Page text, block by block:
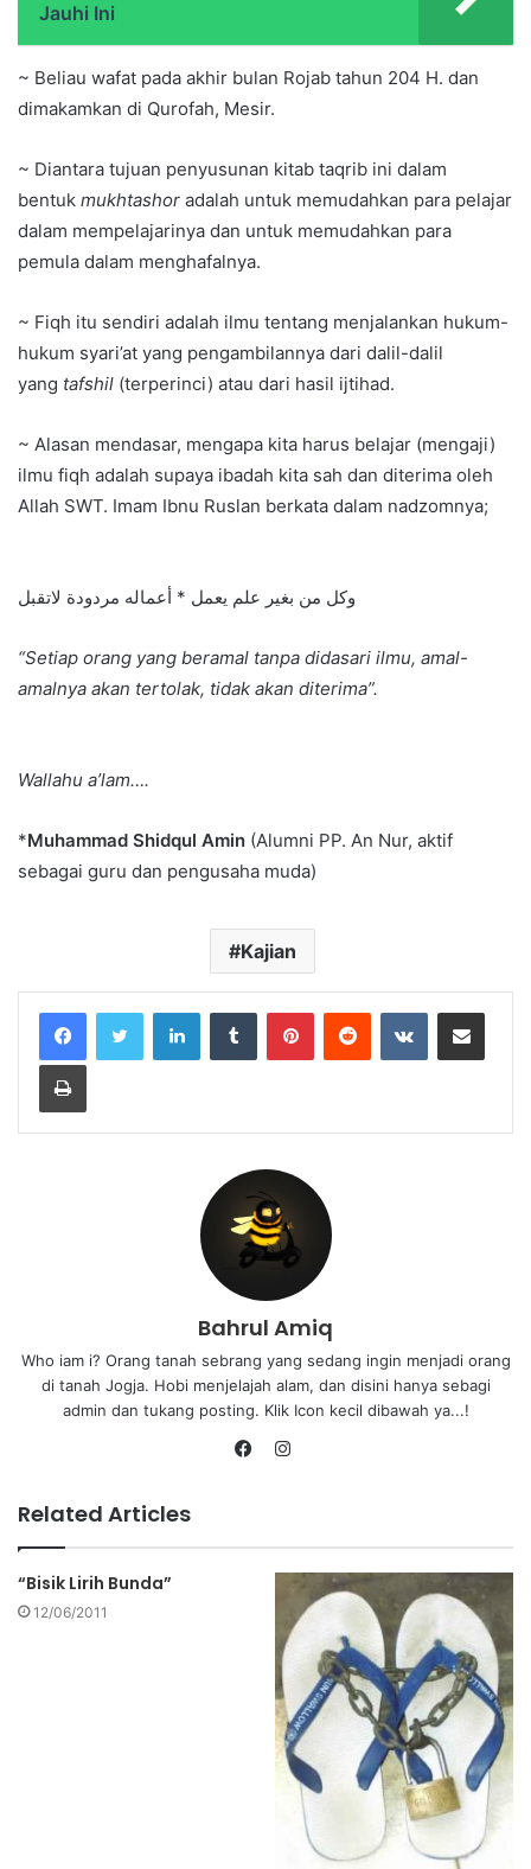
Jauhi Ini
~ Beliau wafat pada akhir bulan Rojab tahun 204 H. dan
dimakamkan di Qurofah, Mesir.
~ Diantara tujuan penyusunan kitab taqrib ini dalam
bentuk mukhtashor adalah untuk memudahkan para pelajar
dalam mempelajarinya dan untuk memudahkan para
pemula dalam menghafalnya.
~ Fiqh itu sendiri adalah ilmu tentang menjalankan hukum-
hukum syari’at yang pengambilannya dari dalil-dalil
yang tafshil (terperinci) atau dari hasil ijtihad.
~ Alasan mendasar, mengapa kita harus belajar (mengaji)
ilmu fiqh adalah supaya ibadah kita sah dan diterima oleh
Allah SWT. Imam Ibnu Ruslan berkata dalam nadzomnya;
وكل من بغير علم يعمل * أعماله مردودة لاتقبل
“Setiap orang yang beramal tanpa didasari ilmu, amal-
amalnya akan tertolak, tidak akan diterima”.
Wallahu a’lam….
*Muhammad Shidqul Amin (Alumni PP. An Nur, aktif
sebagai guru dan pengusaha muda)
Kajian
Bahrul Amiq
Who iam i? Orang tanah sebrang yang sedang ingin menjadi orang
di tanah Jogja. Hobi menjelajah alam, dan disini hanya sebagi
admin dan tukang posting. Klik Icon kecil dibawah ya...!
Related Articles
“Bisik Lirih Bunda”
12/06/2011